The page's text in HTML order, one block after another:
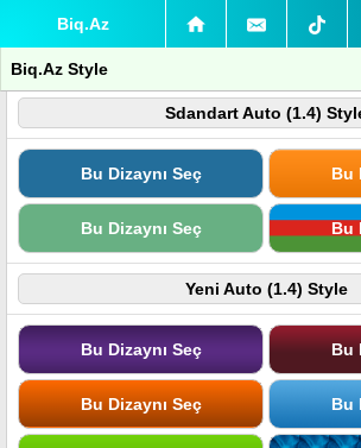
Biq.Az
Biq.Az Style
Sdandart Auto (1.4)
Bu Dizaynı Seç Bu
Bu Dizaynı Seç Bu
Yeni Auto (1.4) Style
Bu Dizaynı Seç Bu
Bu Dizaynı Seç Bu